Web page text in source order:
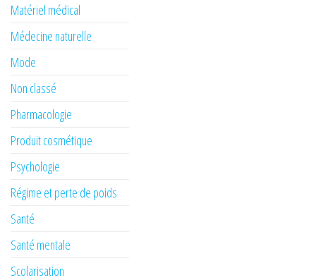
Matériel médical
Médecine naturelle
Mode
Non classé
Pharmacologie
Produit cosmétique
Psychologie
Régime et perte de poids
Santé
Santé mentale
Scolarisation